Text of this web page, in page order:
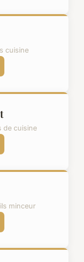
cuisine
de cuisine
minceur